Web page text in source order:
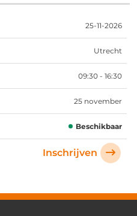
25-11-2026
Utrecht
09:30 - 16:30
25 november
Beschikbaar
Inschrijven